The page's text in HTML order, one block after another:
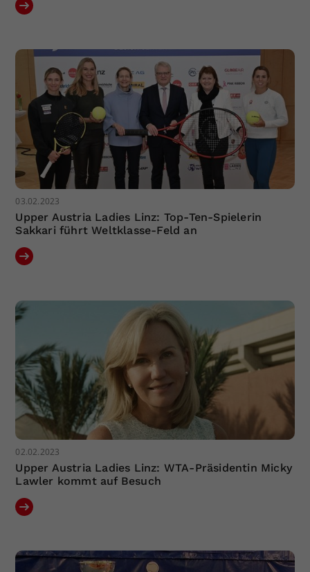
03.02.2023
Upper Austria Ladies Linz: Top-Ten-Spielerin
Sakkari führt Weltklasse-Feld an
02.02.2023
Upper Austria Ladies Linz: WTA-Präsidentin Micky
Lawler kommt auf Besuch